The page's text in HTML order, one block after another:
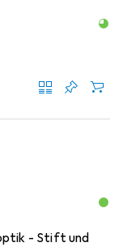
- Stift und